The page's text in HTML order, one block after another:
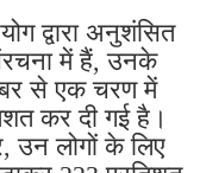
द्वारा अनुशंसित
में हैं, उनके
से एक चरण में
कर दी गई है।
उन लोगों के लिए